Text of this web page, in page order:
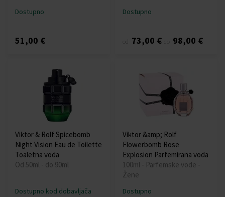
Dostupno
51,00 €
Dostupno
73,00 € 98,00 €
Viktor & Rolf Spicebomb
Night Vision Eau de Toilette
Toaletna voda
Od 50ml - do 90ml
Dostupno kod dobavljača
Viktor &amp; Rolf
Flowerbomb Rose
Explosion Parfemirana voda
100ml - Parfemske vode -
Žene
Dostupno